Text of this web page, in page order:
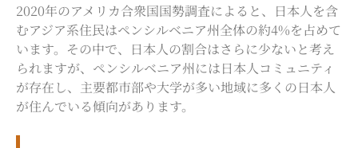
2020年のアメリカ合衆国国勢調査によると、日本人を含
むアジア系住民はペンシルベニア州全体の約4%を占めて
います。その中で、日本人の割合はさらに少ないと考え
られますが、ペンシルベニア州には日本人コミュニティ
が存在し、主要都市部や大学が多い地域に多くの日本人
が住んでいる傾向があります。